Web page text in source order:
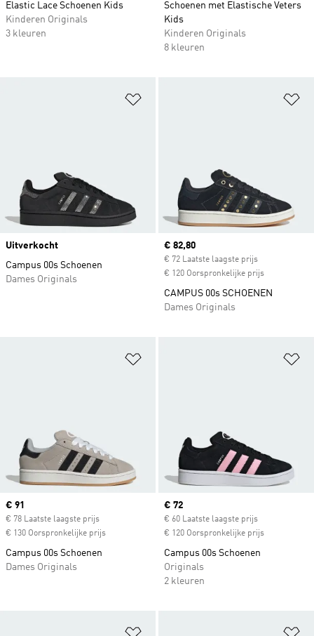
Elastic Lace Schoenen Kids
Kinderen Originals
3 kleuren
Schoenen met Elastische Veters
Kids
Kinderen Originals
8 kleuren
Uitverkocht
Campus 00s Schoenen
Dames Originals
Current price
€ 82,80
€ 72 Laatste laagste prijs
€ 120 Oorspronkelijke prijs
CAMPUS 00s SCHOENEN
Dames Originals
Current price
€ 91
€ 78 Laatste laagste prijs
€ 130 Oorspronkelijke prijs
Campus 00s Schoenen
Dames Originals
Current price
€ 72
€ 60 Laatste laagste prijs
€ 120 Oorspronkelijke prijs
Campus 00s Schoenen
Originals
2 kleuren